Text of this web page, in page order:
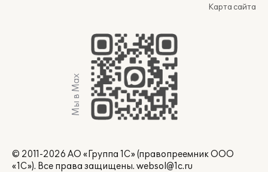
Карта сайта
Мы в Max
© 2011-2026 АО «Группа 1С» (правопреемник ООО
«1С»). Все права защищены. websol@1c.ru